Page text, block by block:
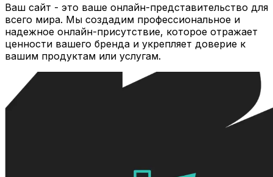
Ваш сайт - это ваше онлайн-представительство для
всего мира. Мы создадим профессиональное и
надежное онлайн-присутствие, которое отражает
ценности вашего бренда и укрепляет доверие к
вашим продуктам или услугам.